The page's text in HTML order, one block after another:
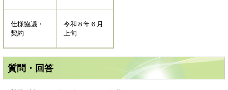
仕様協議・
契約
令和８年６月
上旬
質問・回答